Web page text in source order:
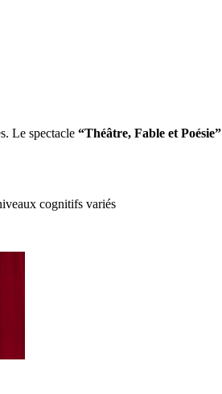
Le spectacle “Théâtre, Fable et Poésie”
cognitifs variés